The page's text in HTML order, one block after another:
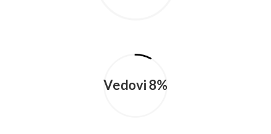
Vedovi 8%